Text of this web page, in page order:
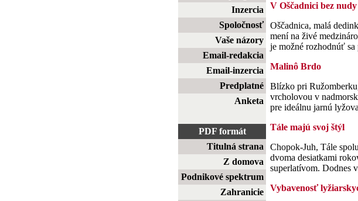
Inzercia
Spoločnosť
Vaše názory
Email-redakcia
Email-inzercia
Predplatné
Anketa
PDF formát
Titulná strana
Z domova
Podnikové spektrum
Zahranicie
V Oščadnici bez nudy
Oščadnica, malá
mení na živé
je možné rozhodnúť
Malinô Brdo
Blízko pri
vrcholovou v
pre ideálnu jarnú
Tále majú svoj štýl
Chopok-Juh, Tále
dvoma desiatkami
superlatívom. Dodnes
Vybavenosť